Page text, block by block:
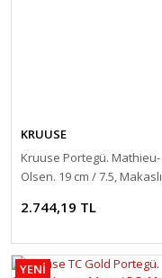
KRUUSE
Kruuse Portegü. Mathieu-
Olsen. 19 cm / 7.5, Makaslı
2.744,19 TL
YENİ